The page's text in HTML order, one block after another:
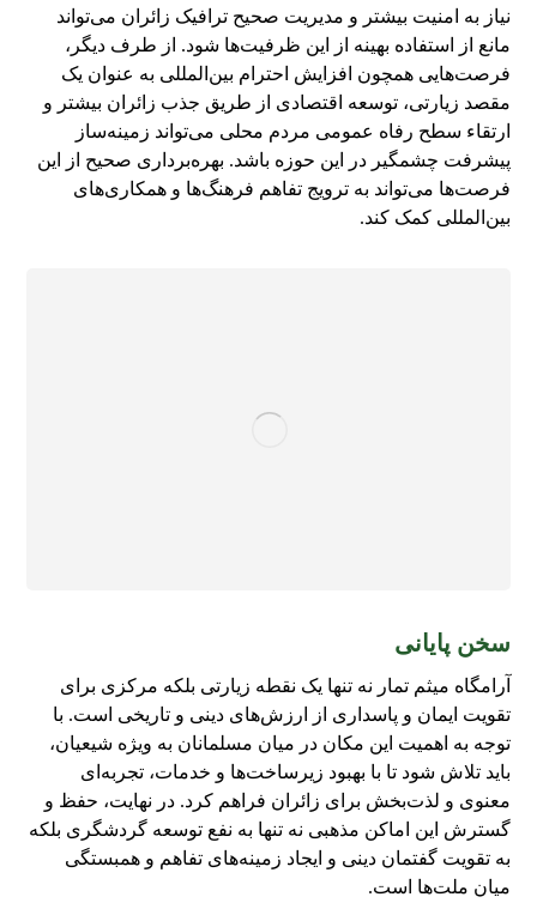
نیاز به امنیت بیشتر و مدیریت صحیح ترافیک زائران می‌تواند
مانع از استفاده بهینه از این ظرفیت‌ها شود. از طرف دیگر،
فرصت‌هایی همچون افزایش احترام بین‌المللی به عنوان یک
مقصد زیارتی، توسعه اقتصادی از طریق جذب زائران بیشتر و
ارتقاء سطح رفاه عمومی مردم محلی می‌تواند زمینه‌ساز
پیشرفت چشمگیر در این حوزه باشد. بهره‌برداری صحیح از این
فرصت‌ها می‌تواند به ترویج تفاهم فرهنگ‌ها و همکاری‌های
بین‌المللی کمک کند.
سخن پایانی
آرامگاه میثم تمار نه تنها یک نقطه زیارتی بلکه مرکزی برای
تقویت ایمان و پاسداری از ارزش‌های دینی و تاریخی است. با
توجه به اهمیت این مکان در میان مسلمانان به ویژه شیعیان،
باید تلاش شود تا با بهبود زیرساخت‌ها و خدمات، تجربه‌ای
معنوی و لذت‌بخش برای زائران فراهم کرد. در نهایت، حفظ و
گسترش این اماکن مذهبی نه تنها به نفع توسعه گردشگری بلکه
به تقویت گفتمان دینی و ایجاد زمینه‌های تفاهم و همبستگی
میان ملت‌ها است.